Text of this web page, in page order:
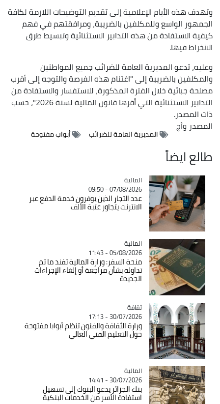
وتهدف هذه الأيام الإعلامية إلى تقديم التوضيحات اللازمة لكافة
الجمهور الواسع وللمكلفين بالضريبة، ومرافقتهم في فهم
كيفية الاستفادة من هذه التدابير الاستثنائية وتبسيط طرق
الانخراط فيها.
وعليه، تدعو المديرية العامة للضرائب جميع المواطنين
والمكلفين بالضريبة إلى "اغتنام هذه الفرصة والتوجه إلى أقرب
مصلحة جبائية خلال الفترة المذكورة، للاستفسار والاستفادة من
التدابير الاستثنائية التي أقرها قانون المالية لسنة 2026"، حسب
ذات المصدر.
المصدروأج
المديرية العامة للضرائب أبواب مفتوحة
طالع ايضاً
Catégorie
المالية
07/08/2026 - 09:50
عدد التجار الذين يوفرون خدمة الدفع عبر
الانترنت يتجاوز عتبة الألف
Catégorie
المالية
05/08/2026 - 11:43
منحة السفر: وزارة المالية تفند ما تم
تداوله بشأن مراجعة أو إلغاء الإجراءات
الجديدة
Catégorie
ثقافة
30/07/2026 - 17:13
وزارة الثقافة والفنون تنظم أبوابا مفتوحة
حول التعليم الفني العالي
Catégorie
المالية
30/07/2026 - 14:41
بنك الجزائر يدعو البنوك إلى تسهيل
استفادة الأسر من الخدمات البنكية